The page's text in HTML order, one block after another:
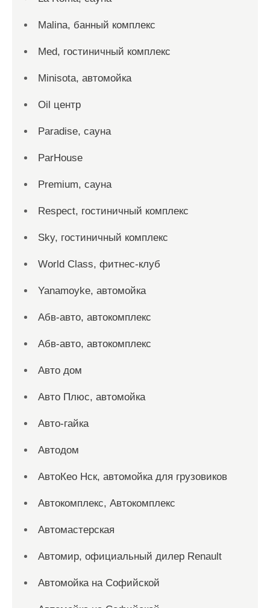
Malina, банный комплекс
Med, гостиничный комплекс
Minisota, автомойка
Oil центр
Paradise, сауна
ParHouse
Premium, сауна
Respect, гостиничный комплекс
Sky, гостиничный комплекс
World Class, фитнес-клуб
Yanamoyke, автомойка
Абв-авто, автокомплекс
Абв-авто, автокомплекс
Авто дом
Авто Плюс, автомойка
Авто-гайка
Автодом
АвтоКео Нск, автомойка для грузовиков
Автокомплекс, Автокомплекс
Автомастерская
Автомир, официальный дилер Renault
Автомойка на Софийской